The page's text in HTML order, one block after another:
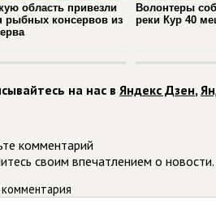
область привезли
рыбных консервов из
Волонтеры
реки Кур 40
на нас в Яндекс Дзен,
комментарий
своим впечатлением о новости.